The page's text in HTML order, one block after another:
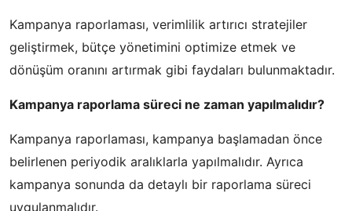
Kampanya raporlaması, verimlilik artırıcı stratejiler
geliştirmek, bütçe yönetimini optimize etmek ve
dönüşüm oranını artırmak gibi faydaları bulunmaktadır.
Kampanya raporlama süreci ne zaman yapılmalıdır?
Kampanya raporlaması, kampanya başlamadan önce
belirlenen periyodik aralıklarla yapılmalıdır. Ayrıca
kampanya sonunda da detaylı bir raporlama süreci
uygulanmalıdır.